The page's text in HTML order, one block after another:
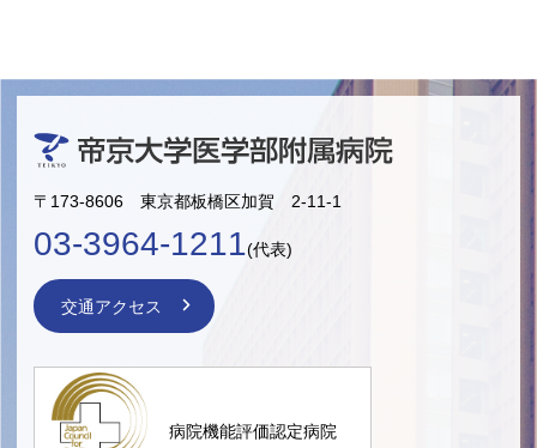
〒173-8606 東京都板橋区加賀 2-11-1
03-3964-1211(代表)
交通アクセス
病院機能評価認定病院